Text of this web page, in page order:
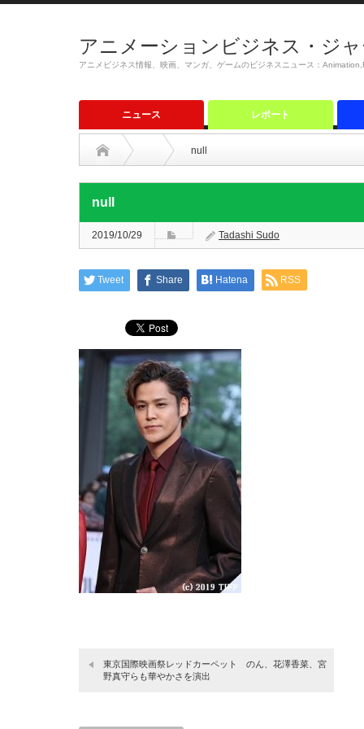
アニメーションビジネス・ジ
アニメビジネス情報、映画、マンガ、ゲームのビジネスニュース：
ニュース レポート
null
null
2019/10/29 Tadashi Sudo
Tweet Share Hatena RSS
東京国際映画祭レッドカーペット のん、花澤香菜、宮
野真守らも華やかさを演出